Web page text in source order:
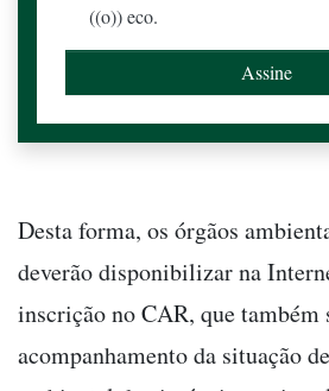
((o)) eco.
Desta forma, os órgãos
deverão disponibilizar na
inscrição no CAR, que também
acompanhamento da situação